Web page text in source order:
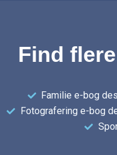
Find
Familie e-bog
Fotografering e-bog